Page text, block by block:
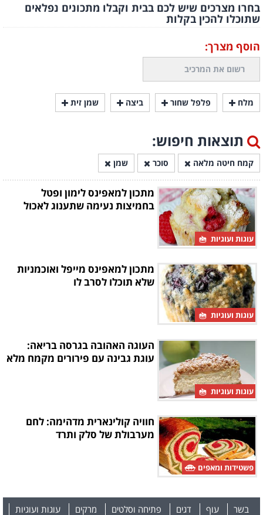
בחרו מצרכים שיש לכם בבית וקבלו מתכונים נפלאים
שתוכלו להכין בקלות
הוסף מצרך:
מלח פלפל שחור ביצה שמן זית
תוצאות חיפוש:
קמח חיטה מלאה סוכר שמן
עוגות ועוגיות
מתכון למאפינס לימון ופטל
בחמיצות נעימה שתענוג לאכול
עוגות ועוגיות
מתכון למאפינס מייפל ואוכמניות
שלא תוכלו לסרב לו
עוגות ועוגיות
העוגה האהובה בגרסה בריאה:
עוגת גבינה עם פירורים מקמח מלא
פשטידות ומאפים
חוויה קולינארית מדהימה: לחם
מערבולת של סלק ותרד
בשר עוף דגים פתיחה וסלטים מרקים עוגות ועוגיות